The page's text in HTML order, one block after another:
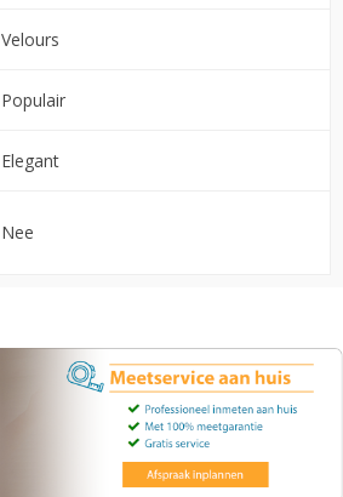
Velours
Populair
Elegant
Nee